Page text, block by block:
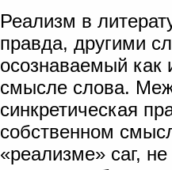
Реализм в
правда, другими
осознаваемый как
смысле слова.
синкретическая
собственном
«реализме» саг,